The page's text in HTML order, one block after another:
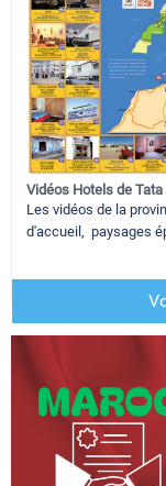
Vidéos Hotels de Tata
Les vidéos de la
d'accueil, paysages